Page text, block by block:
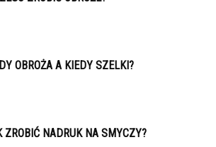
OBROŻA A KIEDY SZELKI?
ZROBIĆ NADRUK NA SMYCZY?